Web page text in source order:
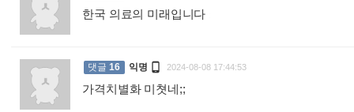
한국 의료의 미래입니다
댓글 16 익명  2024-08-08 17:44:53
가격치별화 미쳣네;;